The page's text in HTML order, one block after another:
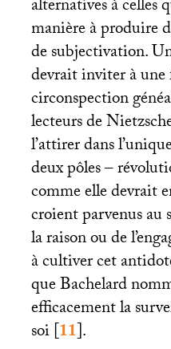
alternatives à celles
manière à produire
de subjectivation.
devrait inviter à une
circonspection
lecteurs de
l’attirer dans
deux pôles –
comme elle devrait
croient parvenus au
la raison ou de
à cultiver cet
que Bachelard
efficacement la
soi[11].